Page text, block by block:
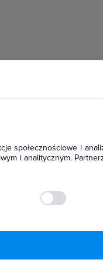
społecznościowe i
i analitycznym.